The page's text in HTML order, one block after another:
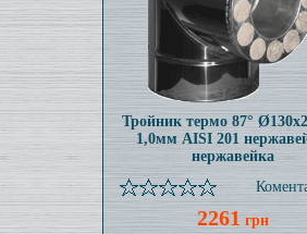
Тройник термо 87°
1,0мм AISI 201
нержавейка
2261 грн